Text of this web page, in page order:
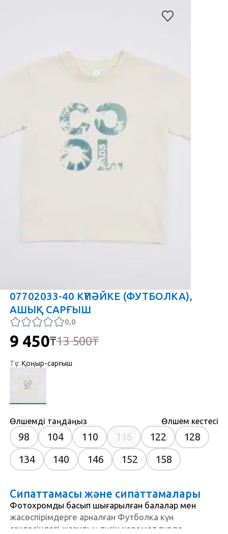
07702033-40 КҮПӘЙКЕ (ФУТБОЛКА),
АШЫҚ САРҒЫШ
0,0
9 450₸13 500₸
Түс: Қоңыр-сарғыш
Өлшемді таңдаңыз Өлшем кестесі
98 104 110 116 122
128
134
140 146 152 158
Сипаттамасы және сипаттамалары
Фотохромды басып шығарылған балалар мен
жасөспірімдерге арналған Футболка күн
сәулесіндегі жазудың түсін керемет түрде